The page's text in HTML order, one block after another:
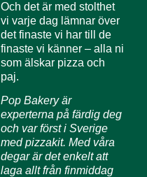
Och det är med stolthet
vi varje dag lämnar över
det finaste vi har till de
finaste vi känner – alla ni
som älskar pizza och
paj.
Pop Bakery är
experterna på färdig deg
och var först i Sverige
med pizzakit. Med våra
degar är det enkelt att
laga allt från finmiddag